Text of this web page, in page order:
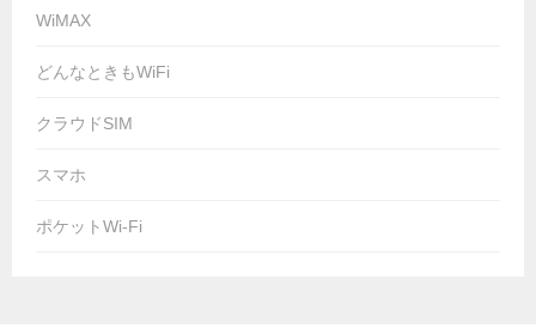
WiMAX
どんなときもWiFi
クラウドSIM
スマホ
ポケットWi-Fi